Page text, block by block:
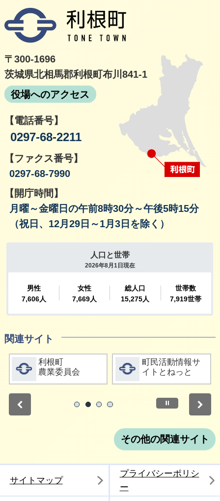
〒300-1696
茨城県北相馬郡利根町布川841-1
役場へのアクセス
【電話番号】
0297-68-2211
【ファクス番号】
0297-68-7990
【開庁時間】
月曜～金曜日の午前8時30分～午後5時15分
（祝日、12月29日～1月3日を除く）
関連サイト
詳細をみる
根町
業委員会
詳細をみる
町民活動情報サ
イトとねっと
停止
その他の関連サイト
サイトマップ
プライバシーポリシ
ー